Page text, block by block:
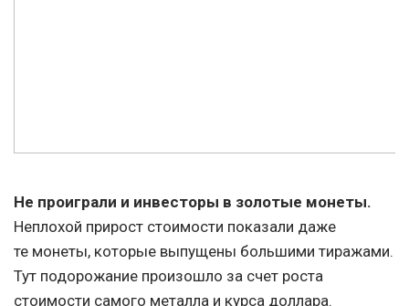
Не проиграли и инвесторы в золотые монеты.
Неплохой прирост стоимости показали даже
те монеты, которые выпущены большими тиражами.
Тут подорожание произошло за счет роста
стоимости самого металла и курса доллара.